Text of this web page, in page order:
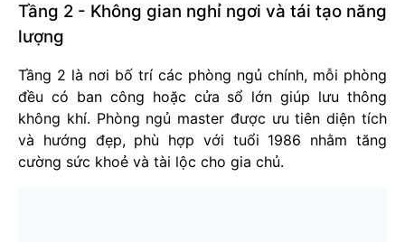
Tầng 2 - Không gian nghỉ ngơi và tái tạo năng
lượng
Tầng 2 là nơi bố trí các phòng ngủ chính, mỗi phòng
đều có ban công hoặc cửa sổ lớn giúp lưu thông
không khí. Phòng ngủ master được ưu tiên diện tích
và hướng đẹp, phù hợp với tuổi 1986 nhằm tăng
cường sức khoẻ và tài lộc cho gia chủ.